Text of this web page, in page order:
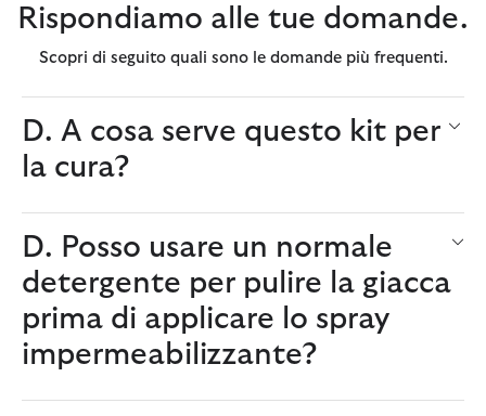
Rispondiamo alle tue domande.
Scopri di seguito quali sono le domande più frequenti.
D. A cosa serve questo kit per
la cura?
D. Posso usare un normale
detergente per pulire la giacca
prima di applicare lo spray
impermeabilizzante?